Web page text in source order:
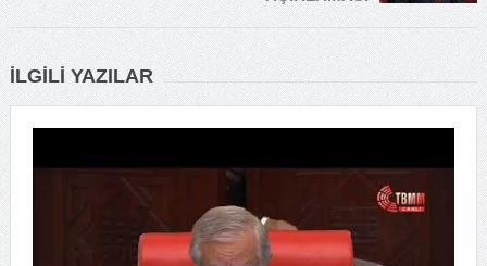
İLGILI YAZILAR